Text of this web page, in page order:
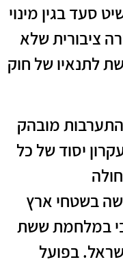
סעד בגין מינוי
ציבורית שלא
לתנאיו של חוק
מובהק
יסוד של כל
בשטחי ארץ
במלחמת ששת
בפועל